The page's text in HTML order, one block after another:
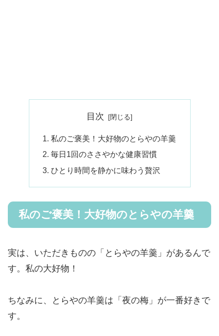
目次
私のご褒美！大好物のとらやの羊羹
毎日1回のささやかな健康習慣
ひとり時間を静かに味わう贅沢
私のご褒美！大好物のとらやの羊羹
実は、いただきものの「とらやの羊羹」があるんで
す。私の大好物！
ちなみに、とらやの羊羹は「夜の梅」が一番好きで
す。